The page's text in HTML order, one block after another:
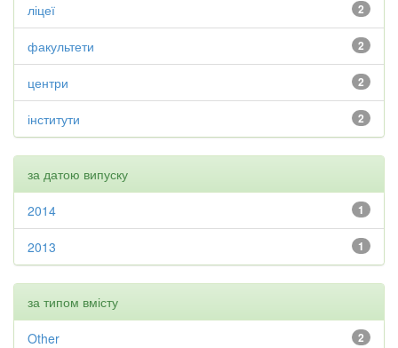
2
ліцеї
2
факультети
2
центри
2
інститути
за датою випуску
1
2014
1
2013
за типом вмісту
2
Other